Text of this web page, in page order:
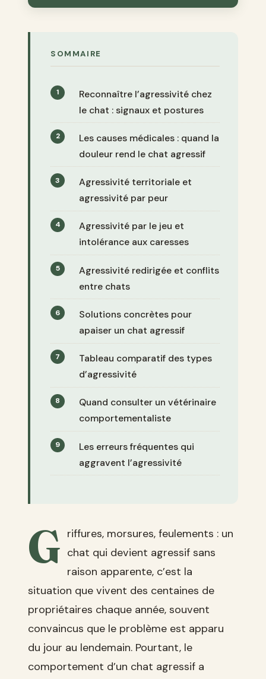
SOMMAIRE
Reconnaître l’agressivité chez
le chat : signaux et postures
Les causes médicales : quand la
douleur rend le chat agressif
Agressivité territoriale et
agressivité par peur
Agressivité par le jeu et
intolérance aux caresses
Agressivité redirigée et conflits
entre chats
Solutions concrètes pour
apaiser un chat agressif
Tableau comparatif des types
d’agressivité
Quand consulter un vétérinaire
comportementaliste
Les erreurs fréquentes qui
aggravent l’agressivité
G riffures, morsures, feulements : un
chat qui devient agressif sans
raison apparente, c’est la
situation que vivent des centaines de
propriétaires chaque année, souvent
convaincus que le problème est apparu
du jour au lendemain. Pourtant, le
comportement d’un chat agressif a